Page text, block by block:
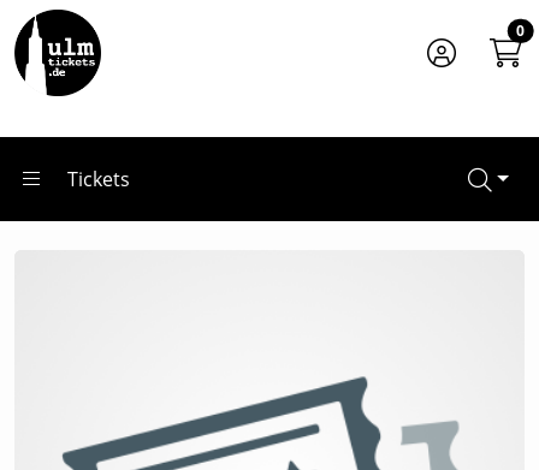
Zum Hauptinhalt springen 0
Tickets
Startseite
Veranstalter*innen
NEMA Entertainment GmbH